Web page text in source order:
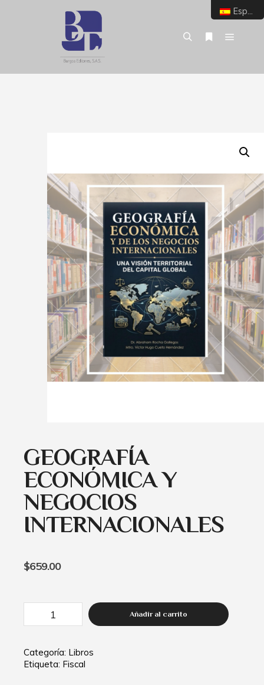
GEOGRAFÍA
ECONÓMICA Y
NEGOCIOS
INTERNACIONALES
$659.00
Añadir al carrito
Categoría: Libros
Etiqueta: Fiscal
Español